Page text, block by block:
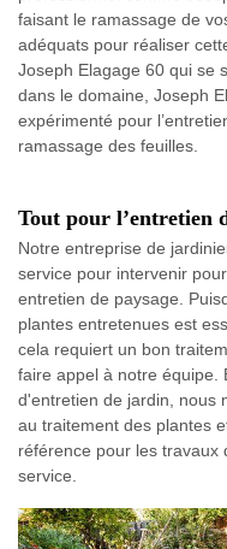
faisant le ramassage de
adéquats pour réaliser
Joseph Elagage 60 qui se
dans le domaine, Joseph
expérimenté pour
ramassage des feuilles.
Tout pour l’entretien
Notre entreprise de
service pour intervenir
entretien de paysage.
plantes entretenues est
cela requiert un bon
faire appel à notre équipe.
d'entretien de jardin, nous
au traitement des plantes
référence pour les travaux
service.